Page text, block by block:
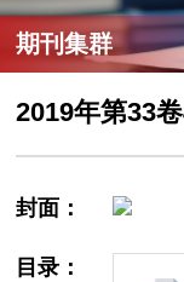
期刊集群
2019年第33
封面：
目录：